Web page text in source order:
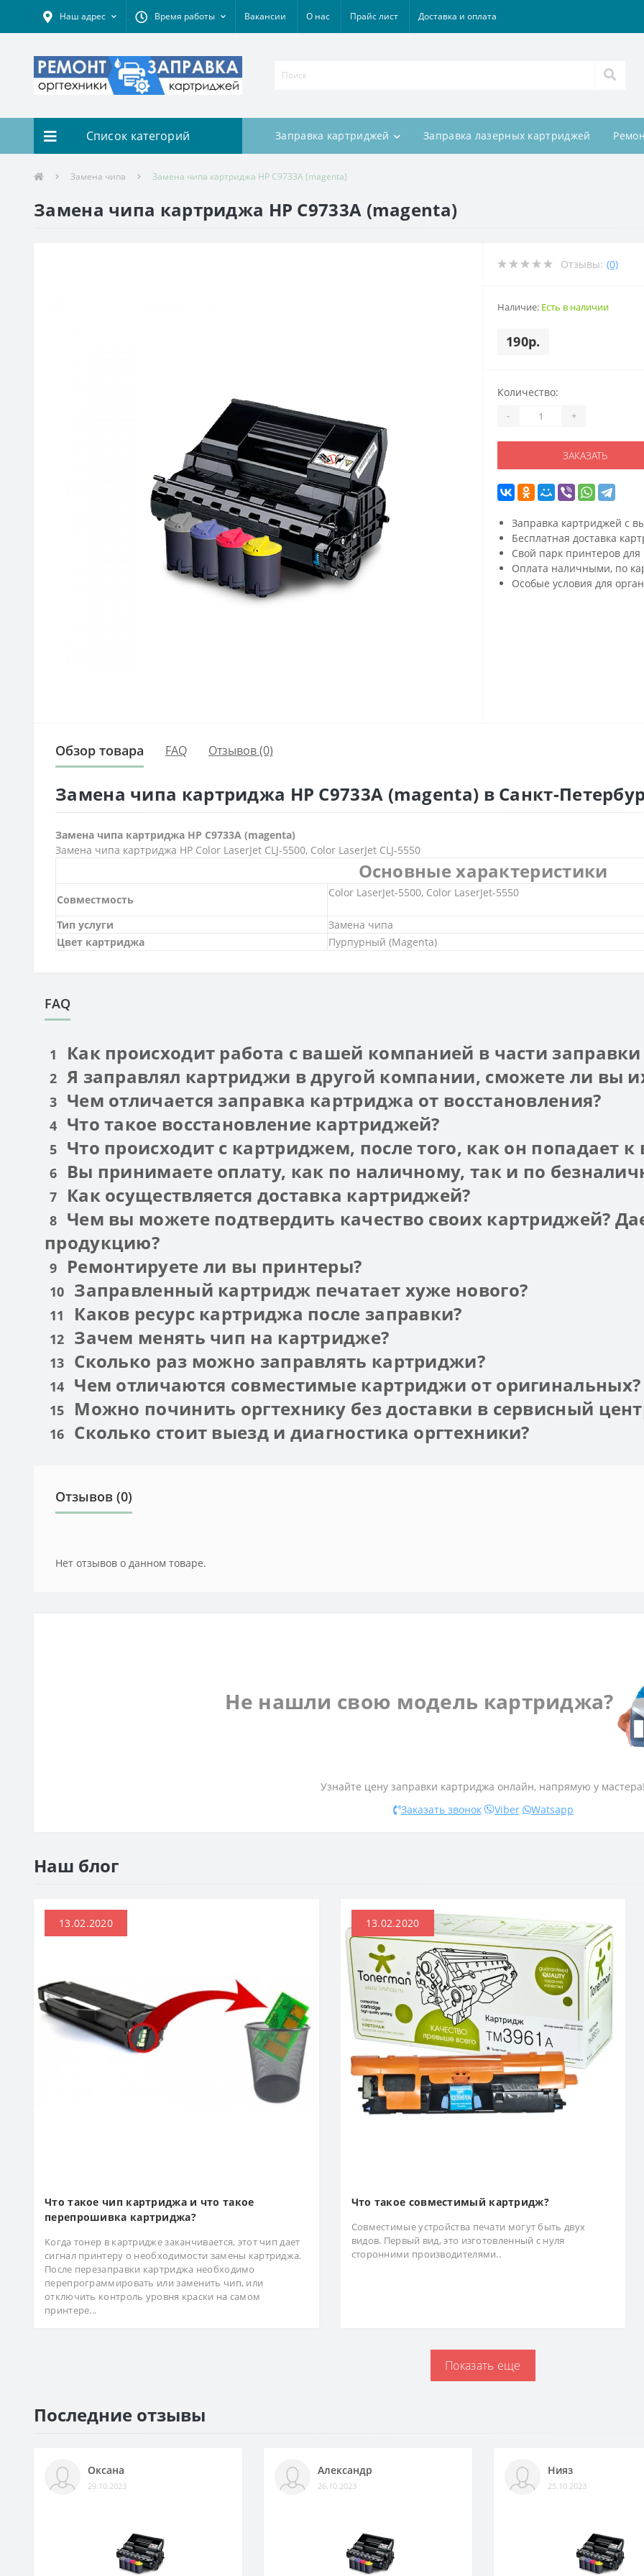
Наш адрес Время работы Вакансии О нас Прайс лист Доставка и оплата
Список категорий Заправка картриджей Заправка лазерных картриджей
Замена чипа Замена чипа картриджа HP C9733A (magenta)
Замена чипа картриджа HP C9733A (magenta)
Отзывы: (0)
Наличие: Есть в наличии
190р.
Количество:
- +
ЗАКАЗАТЬ
Заправка картриджей с
Бесплатная доставка
Свой парк принтеров для
Оплата наличными, по
Особые условия для
Обзор товара FAQ Отзывов (0)
Замена чипа картриджа HP C9733A (magenta) в Санкт-
Замена чипа картриджа HP C9733A (magenta)
Замена чипа картриджа HP Color LaserJet CLJ-5500, Color LaserJet CLJ-5550
Основные характеристики
Совместмость
Color LaserJet-5500, Color LaserJet-5550
Тип услуги
Замена чипа
Цвет картриджа
Пурпурный (Magenta)
FAQ
1 Как происходит работа с вашей компанией в части
2 Я заправлял картриджи в другой компании, сможете ли вы
3 Чем отличается заправка картриджа от восстановления?
4 Что такое восстановление картриджей?
5 Что происходит с картриджем, после того, как он попадает к
6 Вы принимаете оплату, как по наличному, так и по
7 Как осуществляется доставка картриджей?
8
Чем вы можете подтвердить качество своих картриджей?
продукцию?
9 Ремонтируете ли вы принтеры?
10 Заправленный картридж печатает хуже нового?
11 Каков ресурс картриджа после заправки?
12 Зачем менять чип на картридже?
13 Сколько раз можно заправлять картриджи?
14 Чем отличаются совместимые картриджи от оригинальных?
15 Можно починить оргтехнику без доставки в сервисный
16 Сколько стоит выезд и диагностика оргтехники?
Отзывов (0)
Нет отзывов о данном товаре.
Не нашли свою модель картриджа?
Узнайте цену заправки картриджа онлайн, напрямую у мастера!
Заказать звонок
Viber Watsapp
Наш блог
13.02.2020
Что такое чип картриджа и что такое
перепрошивка картриджа?
Когда тонер в картридже заканчивается, этот чип дает
сигнал принтеру о необходимости замены картриджа.
После перезаправки картриджа необходимо
перепрограммировать или заменить чип, или
отключить контроль уровня краски на самом
принтере...
13.02.2020
Что такое совместимый картридж?
Совместимые устройства печати могут быть двух
видов. Первый вид, это изготовленный с нуля
сторонними производителями..
Показать еще
Последние отзывы
Оксана
29.10.2023
Александр
26.10.2023
Нияз
25.10.2023